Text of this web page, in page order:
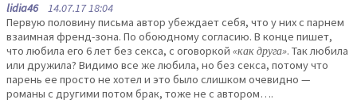
lidia4614.07.17 18:04
Первую половину письма автор убеждает себя, что у них с парнем
взаимная френд-зона. По обоюдному согласию. В конце пишет,
что любила его 6 лет без секса, с оговоркой «как друга». Так любила
или дружила? Видимо все же любила, но без секса, потому что
парень ее просто не хотел и это было слишком очевидно —
романы с другими потом брак, тоже не с автором….